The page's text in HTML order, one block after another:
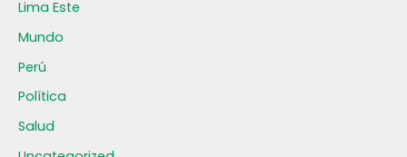
Lima Este
Mundo
Perú
Política
Salud